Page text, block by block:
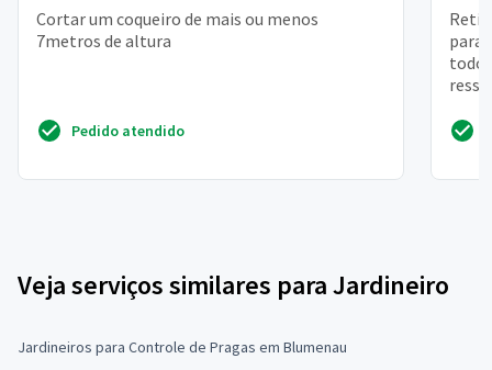
Cortar um coqueiro de mais ou menos
7metros de altura
Pedido atendido
para
todo
Veja serviços similares para Jardineiro
Jardineiros para Controle de Pragas em Blumenau